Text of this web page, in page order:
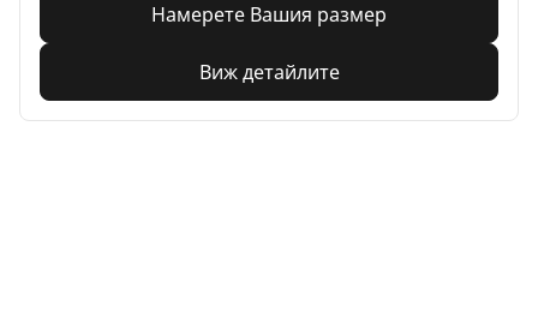
Намерете Вашия размер
Виж детайлите